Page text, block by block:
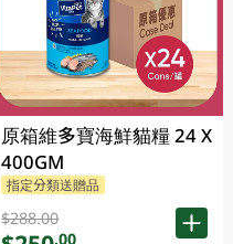
原箱維多寶海鮮貓糧 24 X
400GM
指定分類送贈品
$288.00
.00